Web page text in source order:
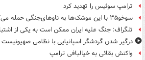
ترامپ سوئیس را تهدید کرد
سوخو۳۵ با این موشک‌ها به ناوهای‌جنگی حمله می‌کند
تلگراف: جنگ علیه ایران ممکن است به یکی از
درگیر شدن گردشگر اسپانیایی با نظامی صهیونیست
واکنش بقائی به خیالبافی ترامپ